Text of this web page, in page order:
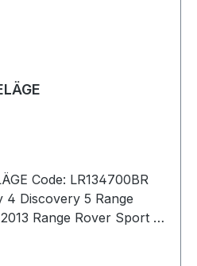
Code: LR134700BR
Range Rover Sport -